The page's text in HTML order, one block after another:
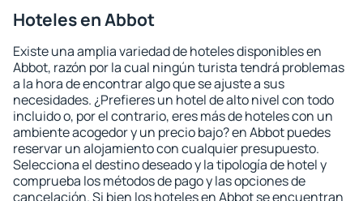
Hoteles en Abbot
Existe una amplia variedad de hoteles disponibles en
Abbot, razón por la cual ningún turista tendrá problemas
a la hora de encontrar algo que se ajuste a sus
necesidades. ¿Prefieres un hotel de alto nivel con todo
incluido o, por el contrario, eres más de hoteles con un
ambiente acogedor y un precio bajo? en Abbot puedes
reservar un alojamiento con cualquier presupuesto.
Selecciona el destino deseado y la tipología de hotel y
comprueba los métodos de pago y las opciones de
cancelación. Si bien los hoteles en Abbot se encuentran